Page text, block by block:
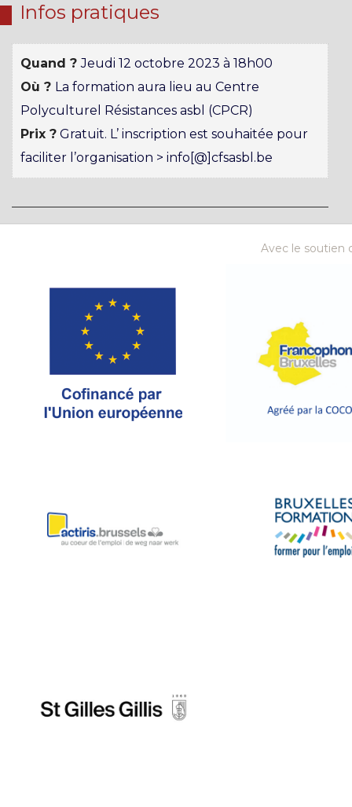
Infos pratiques
Quand ?Jeudi 12 octobre 2023 à 18h00
Où ? La formation aura lieu au Centre
Polyculturel Résistances asbl (CPCR)
Prix ? Gratuit. L’ inscription est souhaitée pour
faciliter l’organisation > info[@]cfsasbl.be
Avec le soutien